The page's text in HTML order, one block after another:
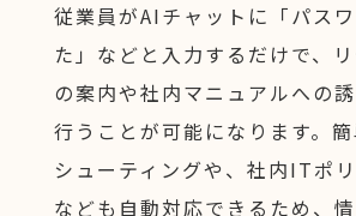
従業員がAIチャットに「パス
た」などと入力するだけで、
の案内や社内マニュアルへの
行うことが可能になります。
シューティングや、社内ITポ
なども自動対応できるため、